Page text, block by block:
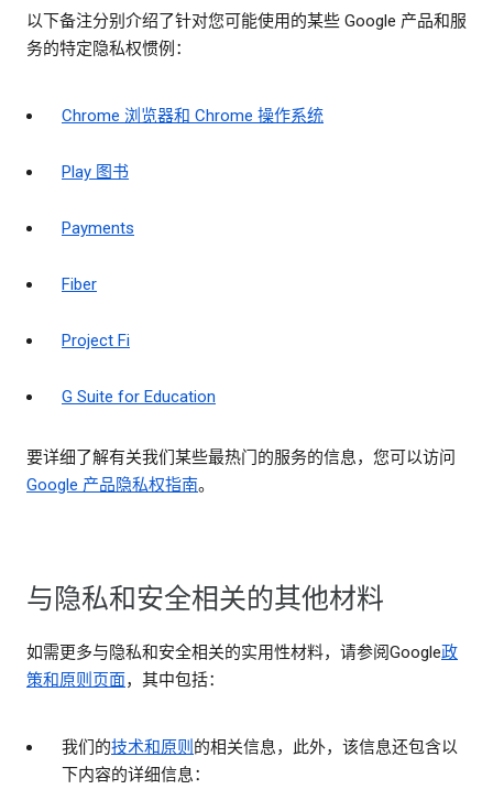
以下备注分别介绍了针对您可能使用的某些 Google 产品和服
务的特定隐私权惯例：
Chrome 浏览器和 Chrome 操作系统
Play 图书
Payments
Fiber
Project Fi
G Suite for Education
要详细了解有关我们某些最热门的服务的信息，您可以访问
Google 产品隐私权指南。
与隐私和安全相关的其他材料
如需更多与隐私和安全相关的实用性材料，请参阅Google政
策和原则页面，其中包括：
我们的技术和原则 的相关信息，此外，该信息还包含以
下内容的详细信息：